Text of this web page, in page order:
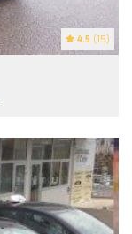
4.5 (15)